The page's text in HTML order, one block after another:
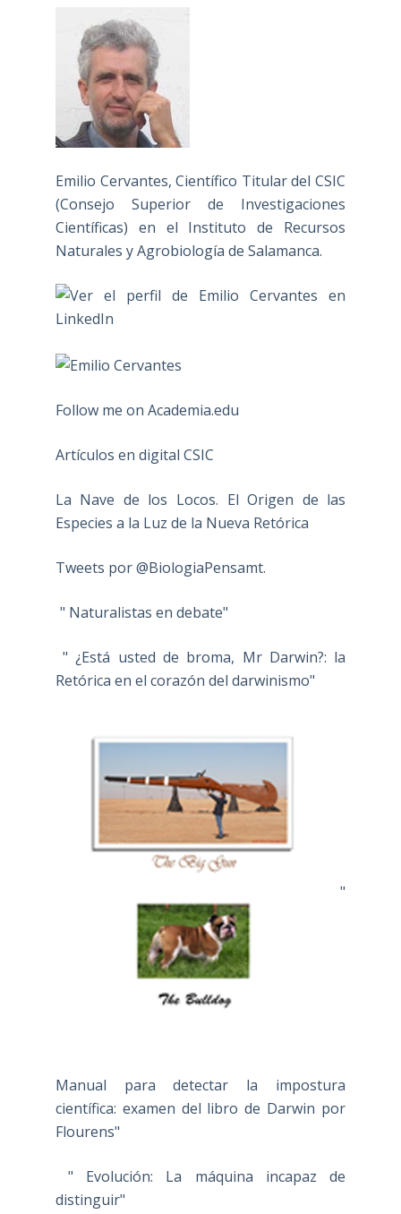
Emilio Cervantes, Científico Titular del CSIC
(Consejo Superior de Investigaciones
Científicas) en el Instituto de Recursos
Naturales y Agrobiología de Salamanca.
Follow me on Academia.edu
Artículos en digital CSIC
La Nave de los Locos. El Origen de las
Especies a la Luz de la Nueva Retórica
Tweets por @BiologiaPensamt.
" Naturalistas en debate"
" ¿Está usted de broma, Mr Darwin?: la
Retórica en el corazón del darwinismo"
"
Manual para detectar la impostura
científica: examen del libro de Darwin por
Flourens"
" Evolución: La máquina incapaz de
distinguir"